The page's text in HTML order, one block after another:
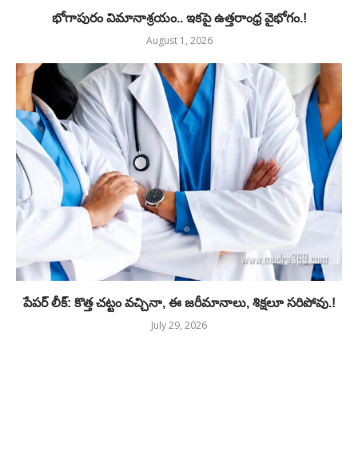
భోగాపురం విమానాశ్రయం.. ఇకపై ఉత్తరాంధ్ర వైభోగం.!
August 1, 2026
పేపర్ లీక్: కొత్త చట్టం వచ్చినా, ఈ జరీమానాలు, శిక్షలూ సరిపోవు.!
July 29, 2026